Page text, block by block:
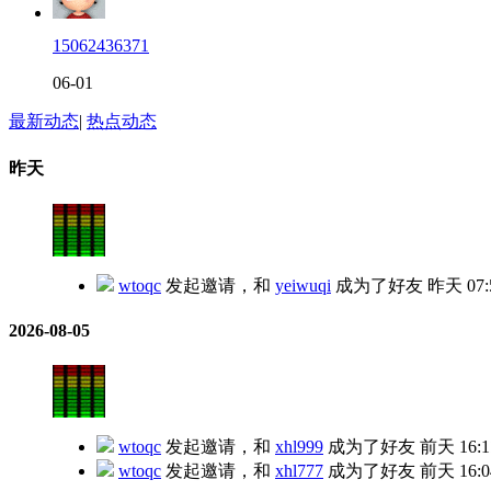
15062436371
06-01
最新动态| 热点动态
昨天
wtoqc 发起邀请，和 yeiwuqi 成为了好友 昨天
2026-08-05
wtoqc 发起邀请，和 xhl999 成为了好友 前天
wtoqc 发起邀请，和 xhl777 成为了好友 前天